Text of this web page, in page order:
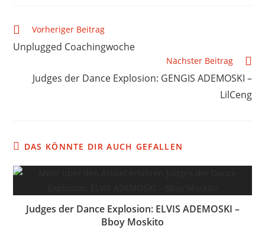
Vorheriger Beitrag
Unplugged Coachingwoche
Nächster Beitrag
Judges der Dance Explosion: GENGIS ADEMOSKI –
LilCeng
DAS KÖNNTE DIR AUCH GEFALLEN
Judges der Dance Explosion: ELVIS ADEMOSKI –
Bboy Moskito